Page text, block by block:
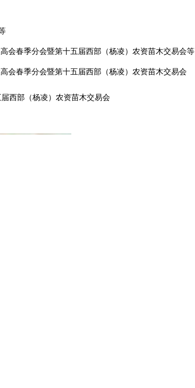
会春季分会暨第十五届西部（杨凌）农资苗木交易会等
会春季分会暨第十五届西部（杨凌）农资苗木交易会
西部（杨凌）农资苗木交易会